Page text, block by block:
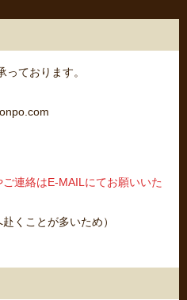
ております。
連絡はE-MAILにてお願いいた
くことが多いため）